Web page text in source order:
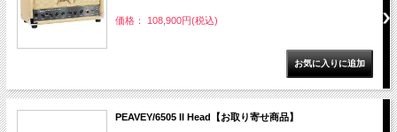
価格： 108,900円(税込)
PEAVEY/6505 II Head【お取り寄せ商品】